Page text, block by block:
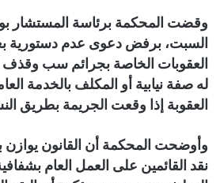
وقضت المحكمة برئاسة المستشار
السبت، برفض دعوى عدم دستورية
العقوبات الخاصة بجرائم سب
له صفة نيابية أو المكلف بالخدمة
العقوبة إذا وقعت الجريمة بطريق
وأوضحت المحكمة أن القانون
نقد القائمين على العمل العام